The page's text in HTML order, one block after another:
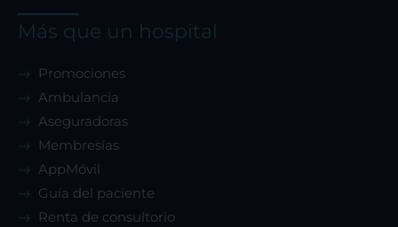
Más que un hospital
Promociones
Ambulancia
Aseguradoras
Membresías
AppMóvil
Guía del paciente
Renta de consultorio